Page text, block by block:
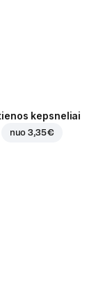
kepsneliai
nuo3,35 €